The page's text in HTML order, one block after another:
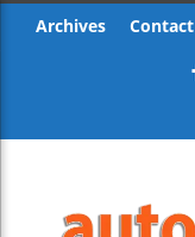
Archives Contact